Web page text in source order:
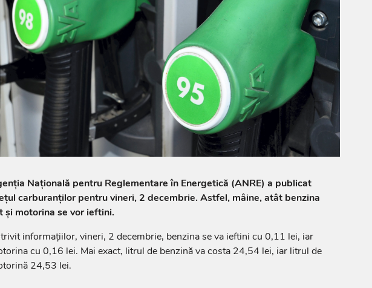
Națională pentru Reglementare în Energetică (ANRE) a publicat
carburanților pentru vineri, 2 decembrie. Astfel, mâine, atât benzina
și motorina se vor ieftini.
informațiilor, vineri, 2 decembrie, benzina se va ieftini cu 0,11 lei, iar
cu 0,16 lei. Mai exact, litrul de benzină va costa 24,54 lei, iar litrul de
24,53 lei.